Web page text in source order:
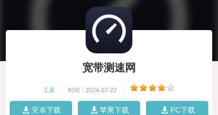
宽带测速网
工具 时间：2024-07-22
安卓下载 苹果下载 PC下载